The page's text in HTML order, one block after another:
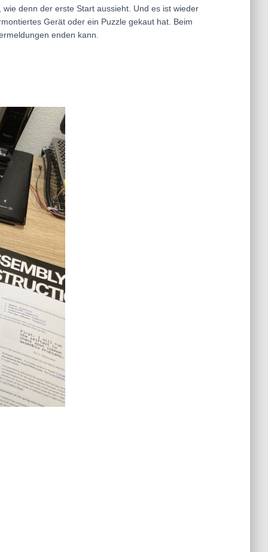
denn der erste Start aussieht. Und es ist wieder
Gerät oder ein Puzzle gekaut hat. Beim
enden kann.